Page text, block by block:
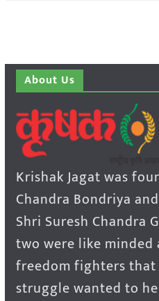
About Us
Krishak Jagat was
Chandra Bondriya
Shri Suresh Chandra
two were like
freedom fighters
struggle wanted to